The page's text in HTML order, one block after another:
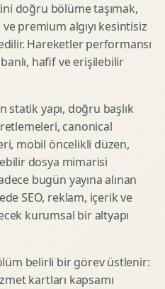
doğru bölüme taşımak,
premium algıyı kesintisiz
Hareketler performansı
hafif ve erişilebilir
statik yapı, doğru başlık
canonical
mobil öncelikli düzen,
dosya mimarisi
bugün yayına alınan
SEO, reklam, içerik ve
kurumsal bir altyapı
belirli bir görev üstlenir:
kartları kapsamı